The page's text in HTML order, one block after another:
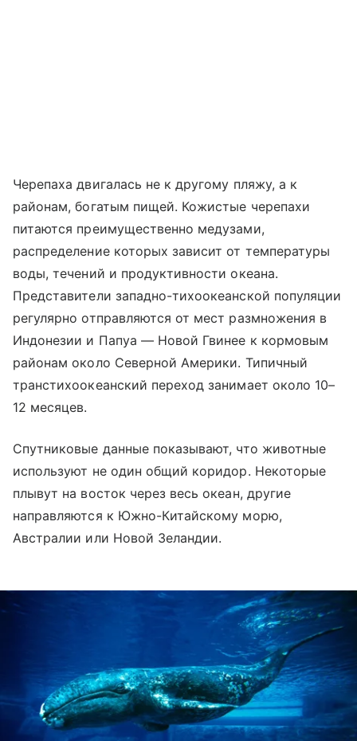
Черепаха двигалась не к другому пляжу, а к
районам, богатым пищей. Кожистые черепахи
питаются преимущественно медузами,
распределение которых зависит от температуры
воды, течений и продуктивности океана.
Представители западно-тихоокеанской популяции
регулярно отправляются от мест размножения в
Индонезии и Папуа — Новой Гвинее к кормовым
районам около Северной Америки. Типичный
транстихоокеанский переход занимает около 10–
12 месяцев.
Спутниковые данные показывают, что животные
используют не один общий коридор. Некоторые
плывут на восток через весь океан, другие
направляются к Южно-Китайскому морю,
Австралии или Новой Зеландии.